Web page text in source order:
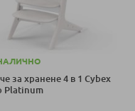
за хранене 4 в 1 Cybex
Platinum